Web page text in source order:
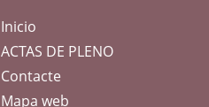
Inicio
ACTAS DE PLENO
Contacte
Mapa web